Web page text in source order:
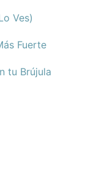
Ves)
Fuerte
tu Brújula